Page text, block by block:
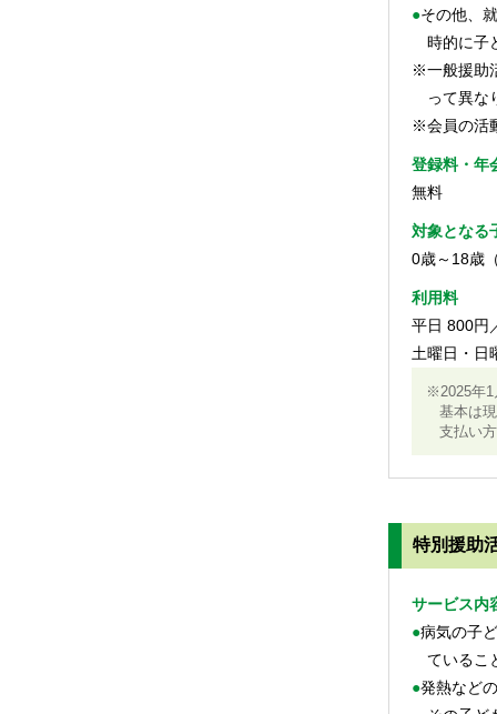
●その他、就労・急な用事・リフレッシュ・保護者の通院・出産後保育補助などのため、臨
時的に子
※一般援助
って異な
※会員の活
登録料・年
無料
対象となる
0歳～18歳
利用料
平日 800円
土曜日・日
※2025年1
基本は
支払い
特別援助
サービス内
●病気の子どもを預かること。医療機関を受診し、医師から在宅での保育が可能と診断され
ているこ
●発熱などの理由で保育所等からの呼び出しがあった病気の子どもの迎えを行うこと、また